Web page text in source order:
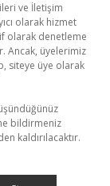
ve İletişim
olarak hizmet
olarak denetleme
Ancak, üyelerimiz
siteye üye olarak
bildirmeniz
kaldırılacaktır.